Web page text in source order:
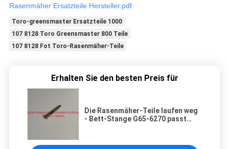
Rasenmäher Ersatzteile Hersteller.pdf
Toro-greensmaster Ersatzteile 1000
107 8128 Toro Greensmaster 800 Teile
107 8128 Fot Toro-Rasenmäher-Teile
Erhalten Sie den besten Preis für
Die Rasenmäher-Teile laufen weg
- Bett-Stange G65-6270 passt